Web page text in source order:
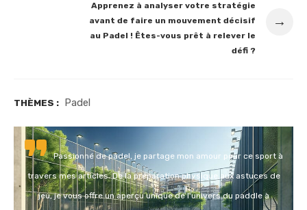
Apprenez à analyser votre stratégie
avant de faire un mouvement décisif
au Padel ! Êtes-vous prêt à relever le
défi ?
→
THÈMES : Padel
Passionné de padel, je partage mon amour pour ce sport à
travers mes articles. De la préparation physique aux astuces de
jeu, je vous offre un aperçu unique de l'univers du paddle à